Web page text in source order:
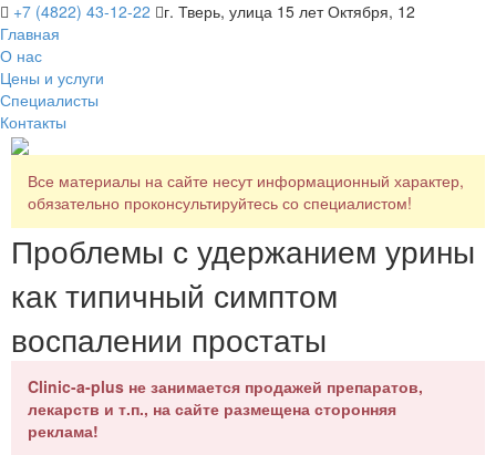
+7 (4822) 43-12-22
г. Тверь, улица 15 лет Октября, 12
Главная
О нас
Цены и услуги
Специалисты
Контакты
Все материалы на сайте несут информационный характер,
обязательно проконсультируйтесь со специалистом!
Проблемы с удержанием урины
как типичный симптом
воспалении простаты
Clinic-a-plus не занимается продажей препаратов,
лекарств и т.п., на сайте размещена сторонняя
реклама!